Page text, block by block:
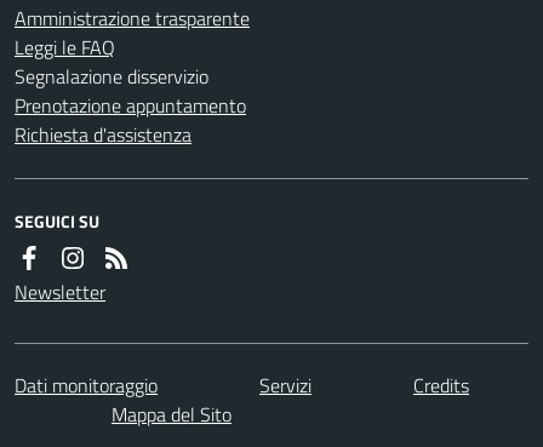
Amministrazione trasparente
Leggi le FAQ
Segnalazione disservizio
Prenotazione appuntamento
Richiesta d'assistenza
SEGUICI SU
Newsletter
Dati monitoraggio Servizi
Credits
Mappa del Sito